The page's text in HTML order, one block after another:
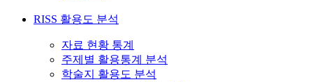
RISS 활용도 분석
자료 현황 통계
주제별 활용통계 분석
학술지 활용도 분석